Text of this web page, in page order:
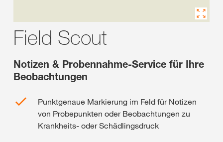
Field Scout
Notizen & Probennahme-Service für Ihre
Beobachtungen
Punktgenaue Markierung im Feld für Notizen
von Probepunkten oder Beobachtungen zu
Krankheits- oder Schädlingsdruck